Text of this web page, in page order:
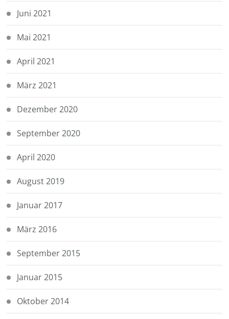
Juni 2021
Mai 2021
April 2021
März 2021
Dezember 2020
September 2020
April 2020
August 2019
Januar 2017
März 2016
September 2015
Januar 2015
Oktober 2014